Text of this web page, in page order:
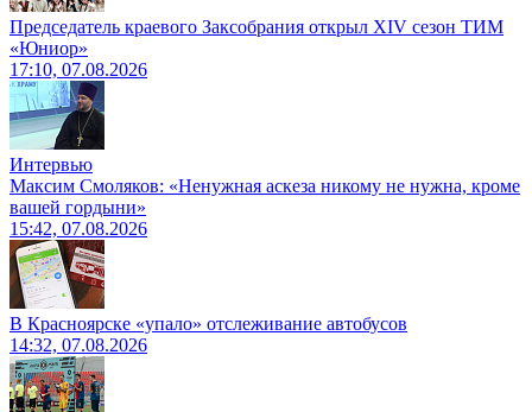
Председатель краевого Заксобрания открыл XIV сезон ТИМ
«Юниор»
17:10, 07.08.2026
Интервью
Максим Смоляков: «Ненужная аскеза никому не нужна, кроме
вашей гордыни»
15:42, 07.08.2026
В Красноярске «упало» отслеживание автобусов
14:32, 07.08.2026